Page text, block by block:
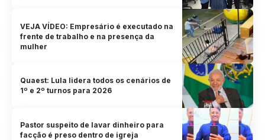
VEJA VÍDEO: Empresário é executado na
frente de trabalho e na presença da
mulher
Quaest: Lula lidera todos os cenários de
1º e 2º turnos para 2026
Pastor suspeito de lavar dinheiro para
facção é preso dentro de igreja